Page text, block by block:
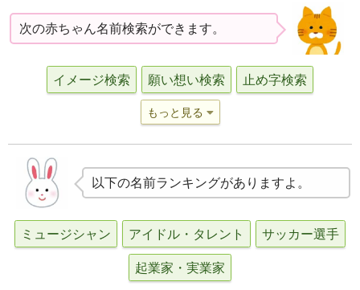
次の赤ちゃん名前検索ができます。
イメージ検索 願い想い検索 止め字検索
もっと見る
以下の名前ランキングがありますよ。
ミュージシャン アイドル・タレント サッカー選手
起業家・実業家